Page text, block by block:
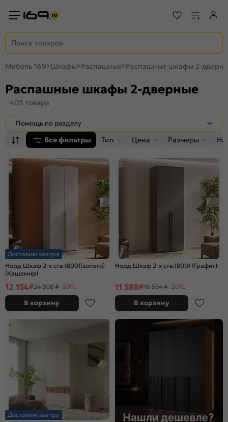
Мебель 169 Шкафы Распашные Распашные шкафы 2-
Распашные шкафы 2-дверные
403 товара
Помощь по разделу
Все фильтры Тип Цена Размеры
Доставим завтра
Норд Шкаф 2-х ств.(800)(золото)
(Кашемир)
12 154₽24 308 ₽ -50%
В корзину
Норд Шкаф 2-х ств.(800) (Графит)
11 588₽16 554 ₽ -30%
В корзину
Доставим завтра